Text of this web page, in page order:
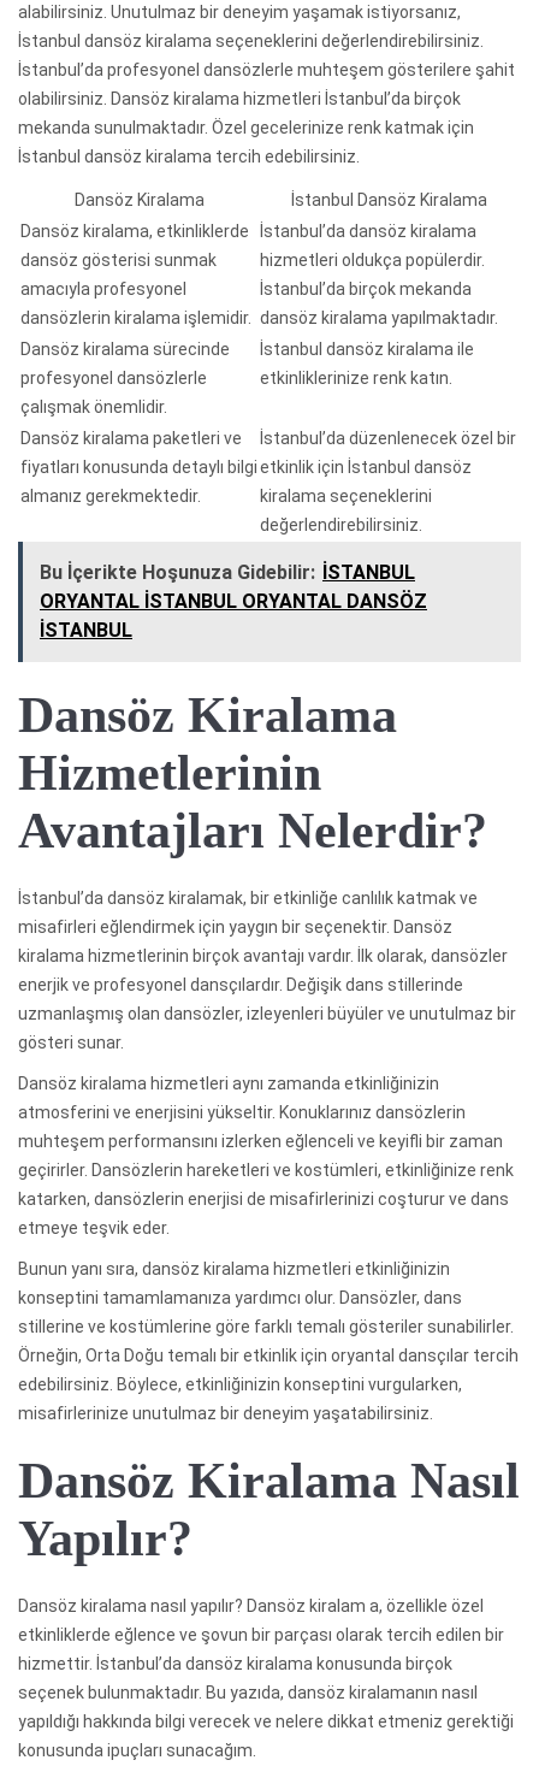
alabilirsiniz. Unutulmaz bir deneyim yaşamak istiyorsanız,
İstanbul dansöz kiralama seçeneklerini değerlendirebilirsiniz.
İstanbul’da profesyonel dansözlerle muhteşem gösterilere şahit
olabilirsiniz. Dansöz kiralama hizmetleri İstanbul’da birçok
mekanda sunulmaktadır. Özel gecelerinize renk katmak için
İstanbul dansöz kiralama tercih edebilirsiniz.
Dansöz Kiralama
İstanbul Dansöz Kiralama
Dansöz kiralama, etkinliklerde
dansöz gösterisi sunmak
amacıyla profesyonel
dansözlerin kiralama işlemidir.
İstanbul’da dansöz kiralama
hizmetleri oldukça popülerdir.
İstanbul’da birçok mekanda
dansöz kiralama yapılmaktadır.
Dansöz kiralama sürecinde
profesyonel dansözlerle
çalışmak önemlidir.
İstanbul dansöz kiralama ile
etkinliklerinize renk katın.
Dansöz kiralama paketleri ve
fiyatları konusunda detaylı bilgi
almanız gerekmektedir.
İstanbul’da düzenlenecek özel bir
etkinlik için İstanbul dansöz
kiralama seçeneklerini
değerlendirebilirsiniz.
Bu İçerikte Hoşunuza Gidebilir: İSTANBUL
ORYANTAL İSTANBUL ORYANTAL DANSÖZ
İSTANBUL
Dansöz Kiralama
Hizmetlerinin
Avantajları Nelerdir?
İstanbul’da dansöz kiralamak, bir etkinliğe canlılık katmak ve
misafirleri eğlendirmek için yaygın bir seçenektir. Dansöz
kiralama hizmetlerinin birçok avantajı vardır. İlk olarak, dansözler
enerjik ve profesyonel dansçılardır. Değişik dans stillerinde
uzmanlaşmış olan dansözler, izleyenleri büyüler ve unutulmaz bir
gösteri sunar.
Dansöz kiralama hizmetleri aynı zamanda etkinliğinizin
atmosferini ve enerjisini yükseltir. Konuklarınız dansözlerin
muhteşem performansını izlerken eğlenceli ve keyifli bir zaman
geçirirler. Dansözlerin hareketleri ve kostümleri, etkinliğinize renk
katarken, dansözlerin enerjisi de misafirlerinizi coşturur ve dans
etmeye teşvik eder.
Bunun yanı sıra, dansöz kiralama hizmetleri etkinliğinizin
konseptini tamamlamanıza yardımcı olur. Dansözler, dans
stillerine ve kostümlerine göre farklı temalı gösteriler sunabilirler.
Örneğin, Orta Doğu temalı bir etkinlik için oryantal dansçılar tercih
edebilirsiniz. Böylece, etkinliğinizin konseptini vurgularken,
misafirlerinize unutulmaz bir deneyim yaşatabilirsiniz.
Dansöz Kiralama Nasıl
Yapılır?
Dansöz kiralama nasıl yapılır? Dansöz kiralam a, özellikle özel
etkinliklerde eğlence ve şovun bir parçası olarak tercih edilen bir
hizmettir. İstanbul’da dansöz kiralama konusunda birçok
seçenek bulunmaktadır. Bu yazıda, dansöz kiralamanın nasıl
yapıldığı hakkında bilgi verecek ve nelere dikkat etmeniz gerektiği
konusunda ipuçları sunacağım.